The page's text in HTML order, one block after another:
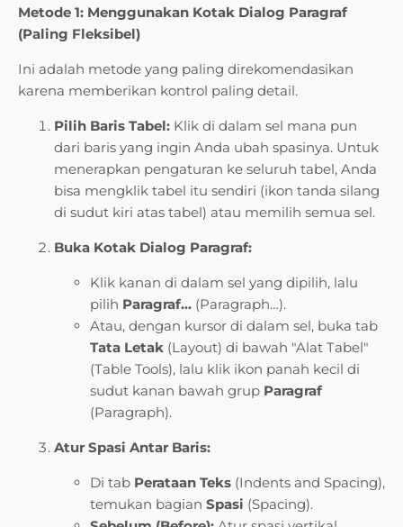
Metode 1: Menggunakan Kotak Dialog Paragraf
(Paling Fleksibel)
Ini adalah metode yang paling direkomendasikan
karena memberikan kontrol paling detail.
Pilih Baris Tabel: Klik di dalam sel mana pun
dari baris yang ingin Anda ubah spasinya. Untuk
menerapkan pengaturan ke seluruh tabel, Anda
bisa mengklik tabel itu sendiri (ikon tanda silang
di sudut kiri atas tabel) atau memilih semua sel.
Buka Kotak Dialog Paragraf:
Klik kanan di dalam sel yang dipilih, lalu
pilih Paragraf… (Paragraph…).
Atau, dengan kursor di dalam sel, buka tab
Tata Letak (Layout) di bawah "Alat Tabel"
(Table Tools), lalu klik ikon panah kecil di
sudut kanan bawah grup Paragraf
(Paragraph).
Atur Spasi Antar Baris:
Di tab Perataan Teks (Indents and Spacing),
temukan bagian Spasi (Spacing).